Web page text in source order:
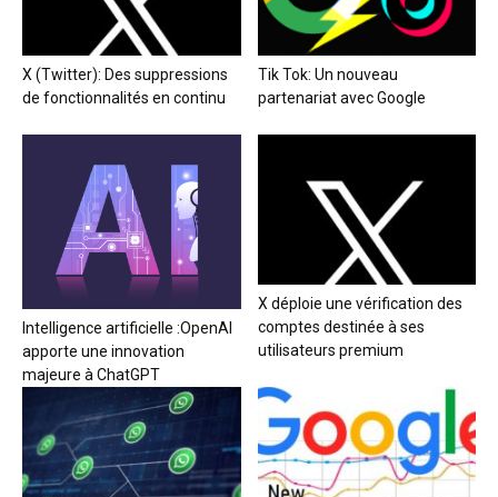
X (Twitter): Des suppressions
de fonctionnalités en continu
Tik Tok: Un nouveau
partenariat avec Google
Intelligence artificielle :OpenAI
apporte une innovation
majeure à ChatGPT
X déploie une vérification des
comptes destinée à ses
utilisateurs premium